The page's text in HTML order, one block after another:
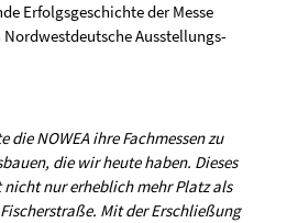
Erfolgsgeschichte der Messe
Ausstellungs-
die NOWEA ihre Fachmessen zu
die wir heute haben. Dieses
nicht nur erheblich mehr Platz als
Mit der Erschließung